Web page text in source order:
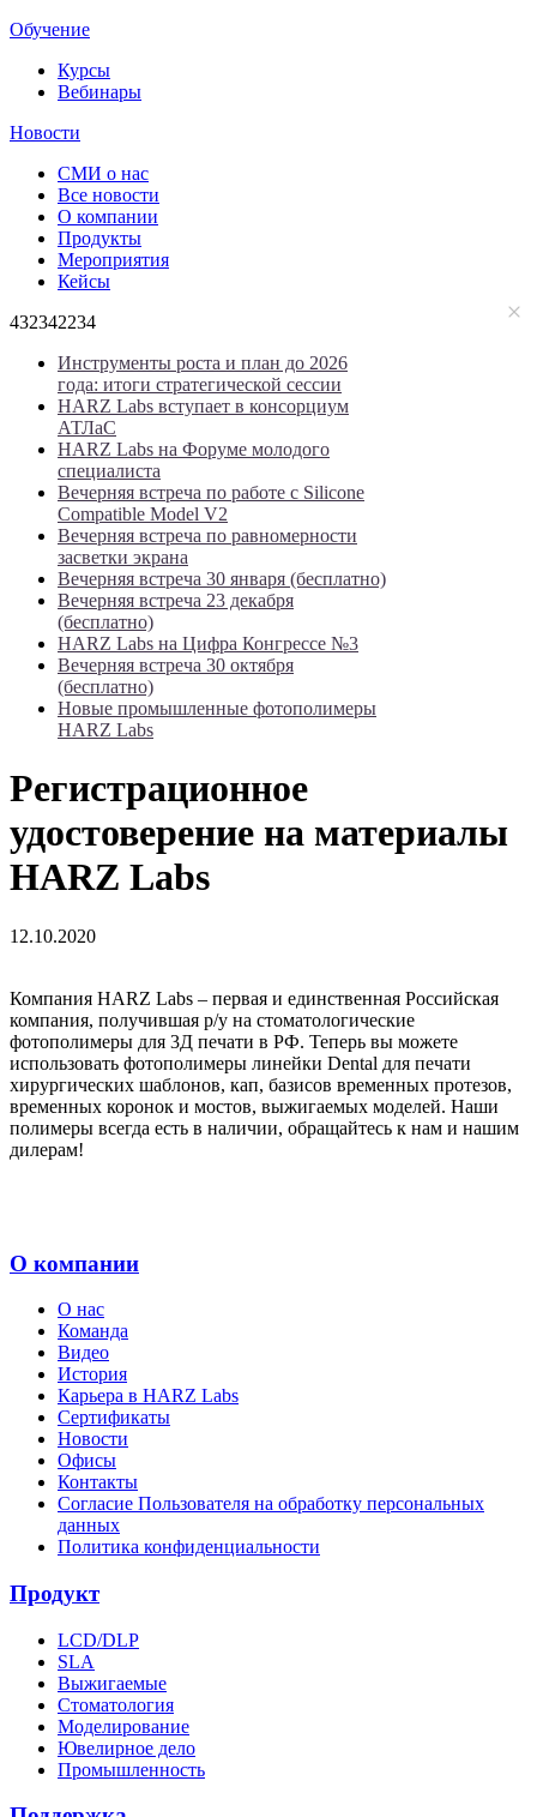
Обучение
Курсы
Вебинары
Новости
СМИ о нас
Все новости
О компании
Продукты
Мероприятия
Кейсы
432342234
Инструменты роста и план до 2026
года: итоги стратегической сессии
HARZ Labs вступает в консорциум
АТЛаС
HARZ Labs на Форуме молодого
специалиста
Вечерняя встреча по работе с Silicone
Compatible Model V2
Вечерняя встреча по равномерности
засветки экрана
Вечерняя встреча 30 января (бесплатно)
Вечерняя встреча 23 декабря
(бесплатно)
HARZ Labs на Цифра Конгрессе №3
Вечерняя встреча 30 октября
(бесплатно)
Новые промышленные фотополимеры
HARZ Labs
Регистрационное
удостоверение на материалы
HARZ Labs
12.10.2020
Компания HARZ Labs – первая и единственная Российская
компания, получившая р/у на стоматологические
фотополимеры для 3Д печати в РФ. Теперь вы можете
использовать фотополимеры линейки Dental для печати
хирургических шаблонов, кап, базисов временных протезов,
временных коронок и мостов, выжигаемых моделей. Наши
полимеры всегда есть в наличии, обращайтесь к нам и нашим
дилерам!
О компании
О нас
Команда
Видео
История
Карьера в HARZ Labs
Сертификаты
Новости
Офисы
Контакты
Согласие Пользователя на обработку персональных
данных
Политика конфиденциальности
Продукт
LCD/DLP
SLA
Выжигаемые
Стоматология
Моделирование
Ювелирное дело
Промышленность